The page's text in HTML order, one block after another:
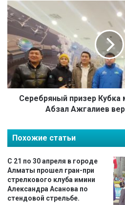
ч
е
п
и
о
н
м
и
о
а
р
а
д
з
ю
С
е
е
б
р
я
ы
и
е
р
К
у
б
к
Серебряный призер Кубка
Абзал Ажгалиев
Похожие статьи
С 21 по 30 апреля в городе
Алматы прошел гран-при
стрелкового клуба имини
Александра Асанова по
стендовой стрельбе.